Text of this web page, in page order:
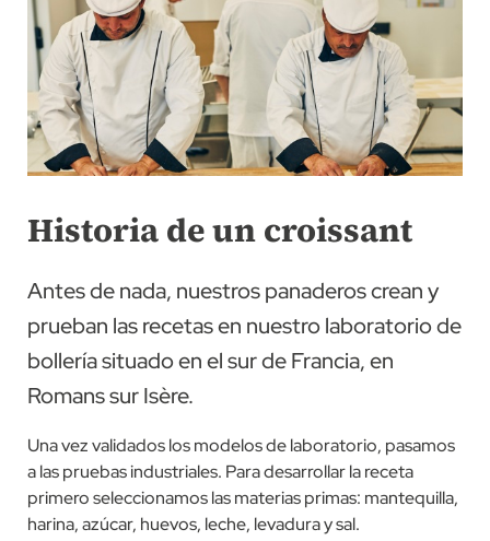
Historia de un croissant
Antes de nada, nuestros panaderos crean y
prueban las recetas en nuestro laboratorio de
bollería situado en el sur de Francia, en
Romans sur Isère.
Una vez validados los modelos de laboratorio, pasamos
a las pruebas industriales. Para desarrollar la receta
primero seleccionamos las materias primas: mantequilla,
harina, azúcar, huevos, leche, levadura y sal.